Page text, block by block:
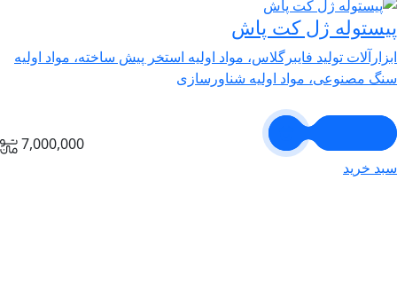
پیستوله ژل کت پاش
ابزارآلات تولید فایبرگلاس، مواد اولیه استخر پیش ساخته، مواد اولیه
سنگ مصنوعی، مواد اولیه شناورسازی
سبد خرید
7,000,000